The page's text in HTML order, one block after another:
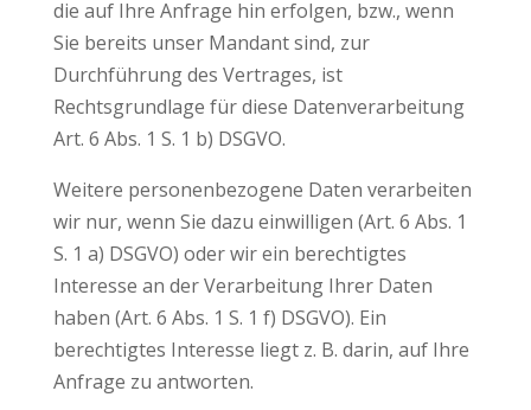
die auf Ihre Anfrage hin erfolgen, bzw., wenn
Sie bereits unser Mandant sind, zur
Durchführung des Vertrages, ist
Rechtsgrundlage für diese Datenverarbeitung
Art. 6 Abs. 1 S. 1 b) DSGVO.
Weitere personenbezogene Daten verarbeiten
wir nur, wenn Sie dazu einwilligen (Art. 6 Abs. 1
S. 1 a) DSGVO) oder wir ein berechtigtes
Interesse an der Verarbeitung Ihrer Daten
haben (Art. 6 Abs. 1 S. 1 f) DSGVO). Ein
berechtigtes Interesse liegt z. B. darin, auf Ihre
Anfrage zu antworten.